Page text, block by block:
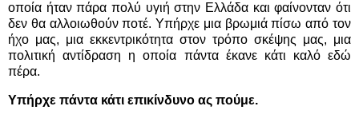
οποία ήταν πάρα πολύ υγιή στην Ελλάδα και φαίνονταν ότι
δεν θα αλλοιωθούν ποτέ. Υπήρχε μια βρωμιά πίσω από τον
ήχο μας, μια εκκεντρικότητα στον τρόπο σκέψης μας, μια
πολιτική αντίδραση η οποία πάντα έκανε κάτι καλό εδώ
πέρα.
Υπήρχε πάντα κάτι επικίνδυνο ας πούμε.